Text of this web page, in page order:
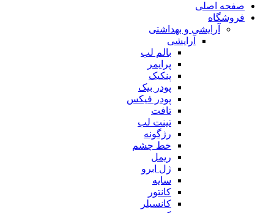
صفحه اصلی
فروشگاه
آرایشی و بهداشتی
آرایشی
بالم لب
پرایمر
پنکیک
پودر بیک
پودر فیکس
تافت
تینت لب
رژگونه
خط چشم
ریمل
ژل ابرو
سایه
کانتور
کانسیلر